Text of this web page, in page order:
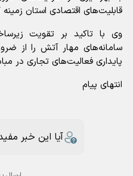
قابلیت‌های اقتصادی استان
وی با تاکید بر تقویت
سامانه‌های مهار آتش را از
پایداری فعالیت‌های تجاری در
انتهای پیام
آیا این خبر